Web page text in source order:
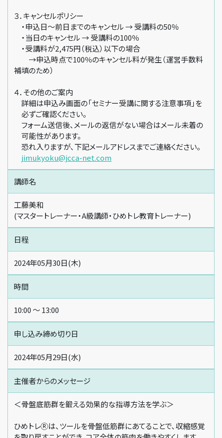
３．キャンセルポリシー
・申込日～前日までのキャンセル → 受講料の50％
・当日のキャンセル → 受講料の100％
・受講料が2,475円（税込）以下の場合
→申込時点で100％のキャンセル料が発生（運営手数料
補填のため）
４．その他のご案内
詳細は申込み画面の「セミナー受講に関する注意事項」を
必ずご確認ください。
フォーム送信後、メールの返信がない場合はメール未着の
可能性があります。
恐れ入りますが、下記メールアドレスまでご連絡ください。
jimukyoku@jcca-net.com
講師名
工藤美和
(マスタートレーナー・A級講師・ひめトレ教育トレーナー)
日程
2024年05月30日(木)
時間
10:00 〜 13:00
申し込み締め切り日
2024年05月29日(水)
主催者からのメッセージ
＜骨盤底筋群を鍛える効果的な指導方法を学ぶ＞
ひめトレⓇは、ツールを骨盤低筋群にあてることで、収縮感覚